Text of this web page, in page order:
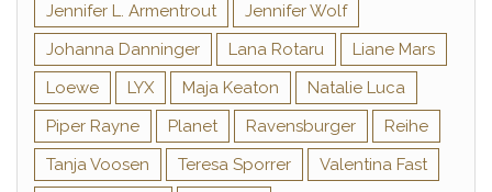
Jennifer L. Armentrout
Jennifer Wolf
Johanna Danninger
Lana Rotaru
Liane Mars
Loewe
LYX Maja Keaton
Natalie Luca
Piper Rayne
Planet Ravensburger
Reihe
Tanja Voosen
Teresa Sporrer
Valentina Fast